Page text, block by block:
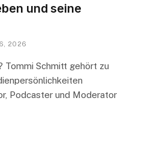
und seine
2026
Tommi Schmitt gehört zu
Podcaster und Moderator